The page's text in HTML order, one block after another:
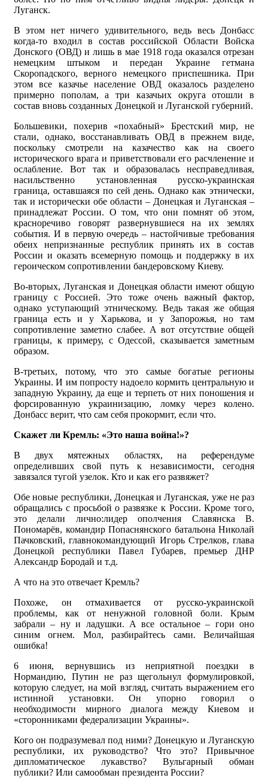
Луганск.
В этом нет ничего удивительного, ведь весь Донбасс
когда-то входил в состав российской Области Войска
Донского (ОВД) и лишь в мае 1918 года оказался отрезан
немецким штыком и передан Украине гетмана
Скоропадского, верного немецкого приспешника. При
этом все казачье население ОВД оказалось разделено
примерно пополам, а три казачьих округа отошли в
состав вновь созданных Донецкой и Луганской губерний.
Большевики, похерив «похабный» Брестский мир, не
стали, однако, восстанавливать ОВД в прежнем виде,
поскольку смотрели на казачество как на своего
исторического врага и приветствовали его расчленение и
ослабление. Вот так и образовалась несправедливая,
насильственно установленная русско-украинская
граница, оставшаяся по сей день. Однако как этнически,
так и исторически обе области – Донецкая и Луганская –
принадлежат России. О том, что они помнят об этом,
красноречиво говорят развернувшиеся на их землях
события. И в первую очередь – настойчивые требования
обеих непризнанные республик принять их в состав
России и оказать всемерную помощь и поддержку в их
героическом сопротивлении бандеровскому Киеву.
Во-вторых, Луганская и Донецкая области имеют общую
границу с Россией. Это тоже очень важный фактор,
однако уступающий этническому. Ведь такая же общая
граница есть и у Харькова, и у Запорожья, но там
сопротивление заметно слабее. А вот отсутствие общей
границы, к примеру, с Одессой, сказывается заметным
образом.
В-третьих, потому, что это самые богатые регионы
Украины. И им попросту надоело кормить центральную и
западную Украину, да еще и терпеть от них поношения и
форсированную украинизацию, ломку через колено.
Донбасс верит, что сам себя прокормит, если что.
Скажет ли Кремль: «Это наша война!»?
В двух мятежных областях, на референдуме
определивших свой путь к независимости, сегодня
завязался тугой узелок. Кто и как его развяжет?
Обе новые республики, Донецкая и Луганская, уже не раз
обращались с просьбой о развязке к России. Кроме того,
это делали лично:лидер ополчения Славянска В.
Пономарёв, командир Попаснянского батальона Николай
Пачковский, главнокомандующий Игорь Стрелков, глава
Донецкой республики Павел Губарев, премьер ДНР
Александр Бородай и т.д.
А что на это отвечает Кремль?
Похоже, он отмахивается от русско-украинской
проблемы, как от ненужной головной боли. Крым
забрали – ну и ладушки. А все остальное – гори оно
синим огнем. Мол, разбирайтесь сами. Величайшая
ошибка!
6 июня, вернувшись из неприятной поездки в
Нормандию, Путин не раз щегольнул формулировкой,
которую следует, на мой взгляд, считать выражением его
истинной установки. Он упорно говорил о
необходимости мирного диалога между Киевом и
«сторонниками федерализации Украины».
Кого он подразумевал под ними? Донецкую и Луганскую
республики, их руководство? Что это? Привычное
дипломатическое лукавство? Вульгарный обман
публики? Или самообман президента России?